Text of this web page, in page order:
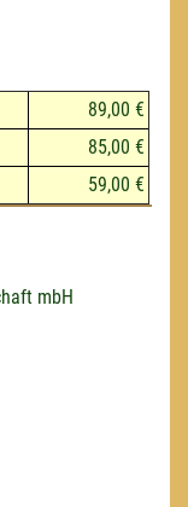
89,00 €
85,00 €
59,00 €
mbH